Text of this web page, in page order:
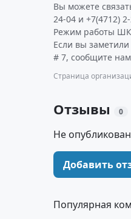
Вы можете
24-04 и +7(4712)
Режим работы
Если вы
# 7, сообщите
Страница
Отзывы 0
Не
Добавить
Популярная